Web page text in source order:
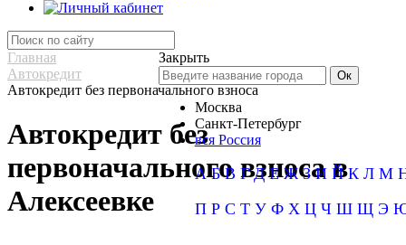
Закрыть
Москва
Санкт-Петербург
вся Россия
А Б В Г Д Е Ж З И Й К Л М
П Р С Т У Ф Х Ц Ч Ш Щ Э
Главная
Автокредит
Автокредит без первоначального взноса
Автокредит без
первоначального взноса в
Алексеевке